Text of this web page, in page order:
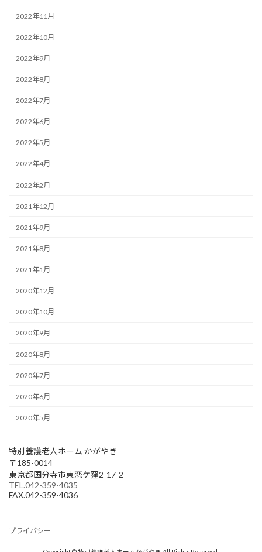
2022年11月
2022年10月
2022年9月
2022年8月
2022年7月
2022年6月
2022年5月
2022年4月
2022年2月
2021年12月
2021年9月
2021年8月
2021年1月
2020年12月
2020年10月
2020年9月
2020年8月
2020年7月
2020年6月
2020年5月
特別養護老人ホーム かがやき
〒185-0014
東京都国分寺市東恋ケ窪2-17-2
TEL.042-359-4035
FAX.042-359-4036
プライバシー